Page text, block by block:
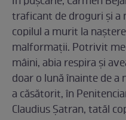
traficant de droguri și a
copilul a murit la
malformaţii. Potrivit
mâini, abia respira şi
doar o lună înainte de
a căsătorit, în
Claudius Şatran, tatăl